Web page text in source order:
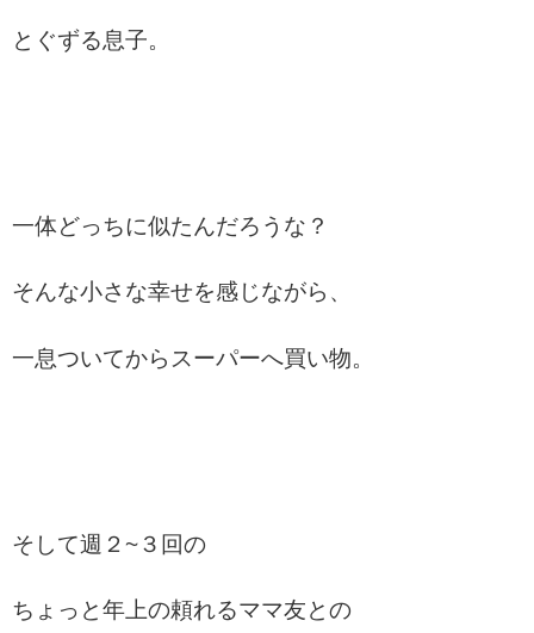
とぐずる息子。
一体どっちに似たんだろうな？
そんな小さな幸せを感じながら、
一息ついてからスーパーへ買い物。
そして週２~３回の
ちょっと年上の頼れるママ友との